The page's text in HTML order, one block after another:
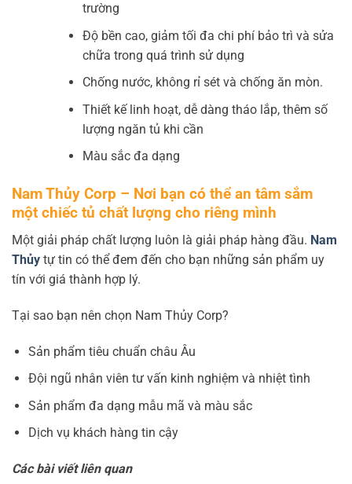
trường
Độ bền cao, giảm tối đa chi phí bảo trì và sửa
chữa trong quá trình sử dụng
Chống nước, không rỉ sét và chống ăn mòn.
Thiết kế linh hoạt, dễ dàng tháo lắp, thêm số
lượng ngăn tủ khi cần
Màu sắc đa dạng
Nam Thủy Corp – Nơi bạn có thể an tâm sắm
một chiếc tủ chất lượng cho riêng mình
Một giải pháp chất lượng luôn là giải pháp hàng đầu. Nam
Thủy tự tin có thể đem đến cho bạn những sản phẩm uy
tín với giá thành hợp lý.
Tại sao bạn nên chọn Nam Thủy Corp?
Sản phẩm tiêu chuẩn châu Âu
Đội ngũ nhân viên tư vấn kinh nghiệm và nhiệt tình
Sản phẩm đa dạng mẫu mã và màu sắc
Dịch vụ khách hàng tin cậy
Các bài viết liên quan